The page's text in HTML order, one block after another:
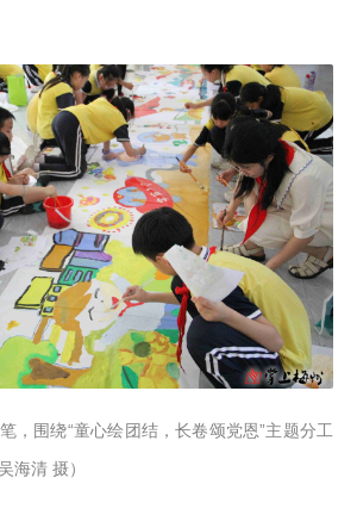
，围绕“童心绘团结，长卷颂党恩”主题分工
海清 摄）